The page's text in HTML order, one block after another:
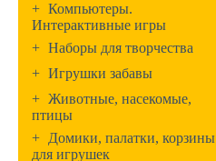
+ Компьютеры.
Интерактивные игры
+ Наборы для творчества
+ Игрушки забавы
+ Животные, насекомые,
птицы
+ Домики, палатки, корзины
для игрушек